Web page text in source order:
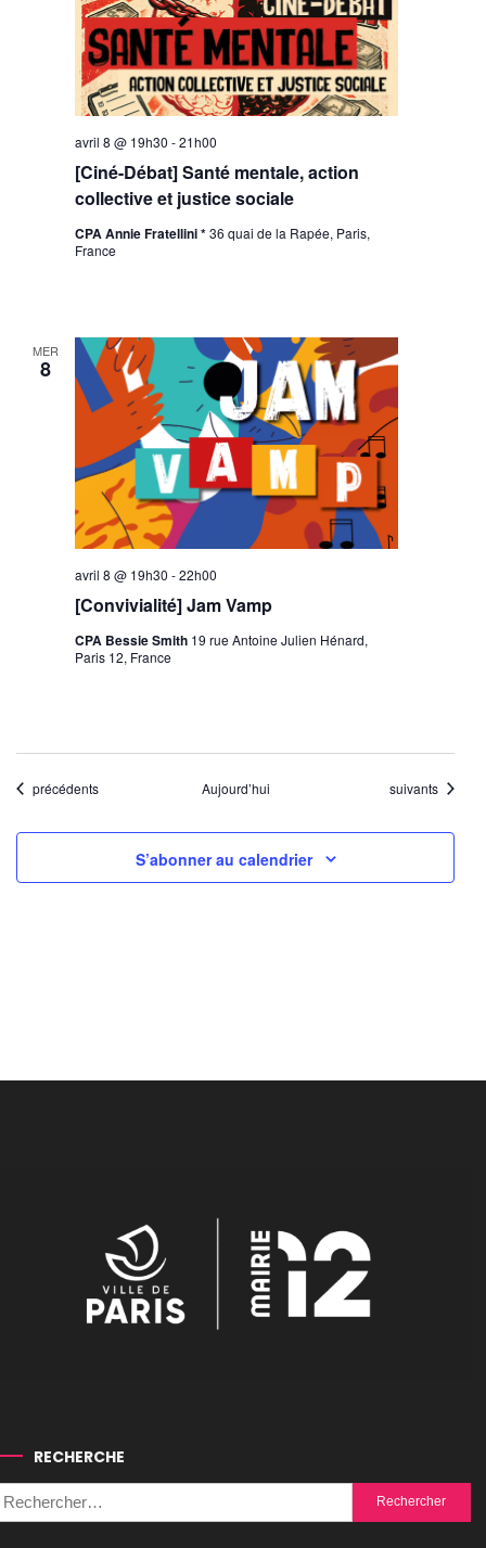
[Ciné-Débat] Santé mentale, action
collective et justice sociale
avril 8 @ 19h30 -21h00
CPA Annie Fratellini *36 quai de la Rapée, Paris,
France
MER
8
[Convivialité] Jam Vamp
avril 8 @ 19h30 -22h00
CPA Bessie Smith 19 rue Antoine Julien Hénard,
Paris 12, France
Évènements
précédents Aujourd’hui Évènements
suivants
S’abonner au calendrier
RECHERCHE
Rechercher :